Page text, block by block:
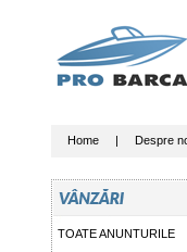
Home| Despre
TOATE ANUNTURILE